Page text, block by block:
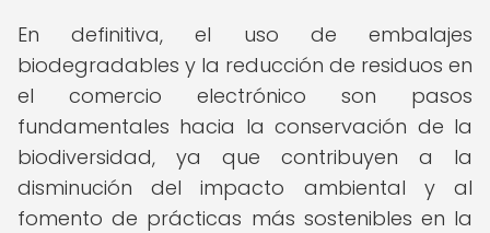
En definitiva, el uso de embalajes
biodegradables y la reducción de residuos en
el comercio electrónico son pasos
fundamentales hacia la conservación de la
biodiversidad, ya que contribuyen a la
disminución del impacto ambiental y al
fomento de prácticas más sostenibles en la